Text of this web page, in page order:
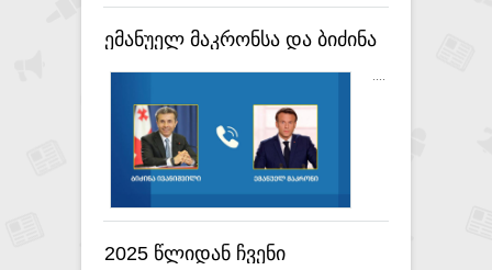
ემანუელ მაკრონსა და ბიძინა
ივანიშვილს შორის
სატელეფონო საუბარი
შედგა
....
2025 წლიდან ჩვენი